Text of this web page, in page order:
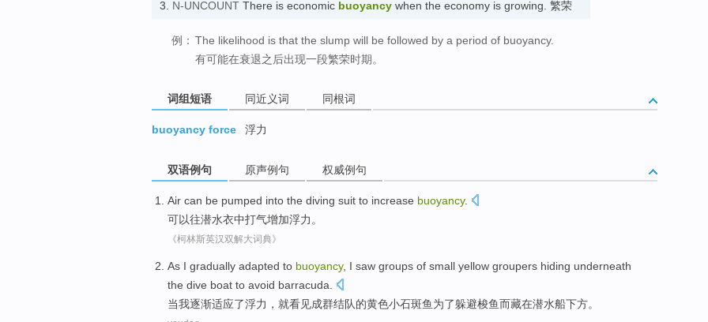
3. N-UNCOUNT There is economic buoyancy when the economy is growing. 繁荣
例： The likelihood is that the slump will be followed by a period of buoyancy.
有可能在衰退之后出现一段繁荣时期。
词组短语 同近义词 同根词
buoyancy force 浮力
双语例句 原声例句 权威例句
Air can be pumped into the diving suit to increase buoyancy.
可以往潜水衣中打气增加浮力 。
《柯林斯英汉双解大词典》
As I gradually adapted to buoyancy, I saw groups of small yellow groupers hiding underneath
the dive boat to avoid barracuda
当我逐渐适应了浮力 ， 就看见成群结队的黄色小石斑鱼为了躲避梭鱼而藏在潜水船下方。